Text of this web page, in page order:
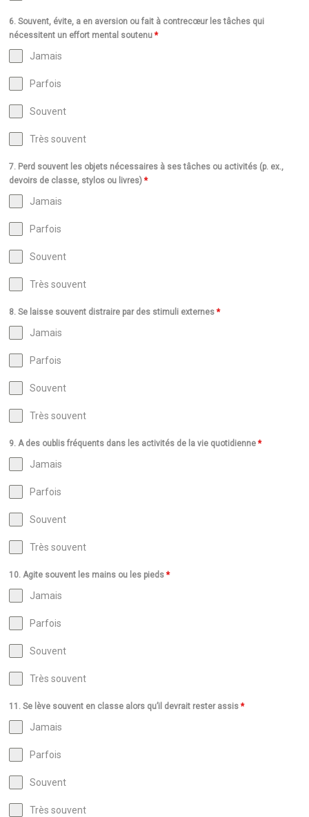
6. Souvent, évite, a en aversion ou fait à contrecœur les tâches qui
nécessitent un effort mental soutenu*
Jamais
Parfois
Souvent
Très souvent
7. Perd souvent les objets nécessaires à ses tâches ou activités (p. ex.,
devoirs de classe, stylos ou livres)*
Jamais
Parfois
Souvent
Très souvent
8. Se laisse souvent distraire par des stimuli externes*
Jamais
Parfois
Souvent
Très souvent
9. A des oublis fréquents dans les activités de la vie quotidienne*
Jamais
Parfois
Souvent
Très souvent
10. Agite souvent les mains ou les pieds*
Jamais
Parfois
Souvent
Très souvent
11. Se lève souvent en classe alors qu’il devrait rester assis*
Jamais
Parfois
Souvent
Très souvent